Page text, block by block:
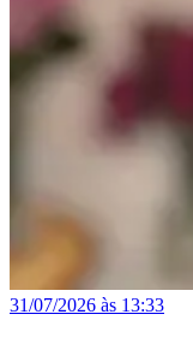
31/07/2026 às 13:33